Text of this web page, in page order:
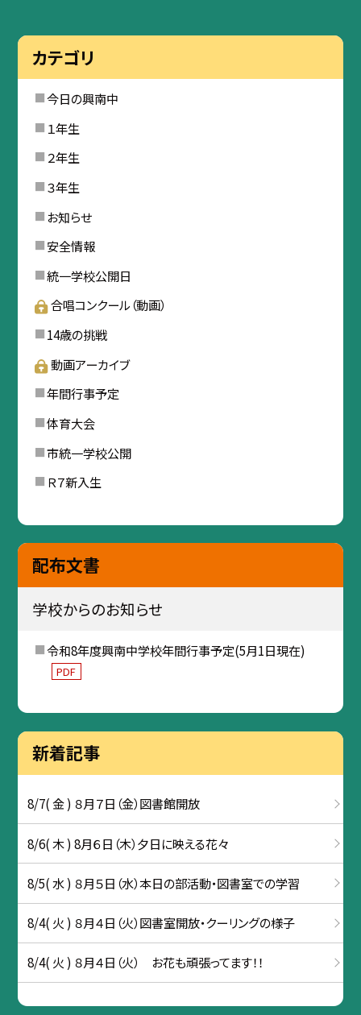
カテゴリ
今日の興南中
１年生
２年生
３年生
お知らせ
安全情報
統一学校公開日
合唱コンクール（動画）
14歳の挑戦
動画アーカイブ
年間行事予定
体育大会
市統一学校公開
Ｒ７新入生
配布文書
学校からのお知らせ
令和8年度興南中学校年間行事予定(5月1日現在)
PDF
新着記事
8/7( 金 ) ８月７日（金）図書館開放
8/6( 木 ) 8月６日（木）夕日に映える花々
8/5( 水 ) ８月５日（水）本日の部活動・図書室での学習
8/4( 火 ) ８月４日（火）図書室開放・クーリングの様子
8/4( 火 ) ８月４日（火） お花も頑張ってます！！